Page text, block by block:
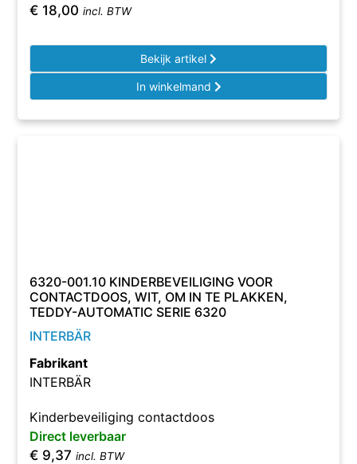
€ 18,00 incl. BTW
Bekijk artikel
In winkelmand
6320-001.10 KINDERBEVEILIGING VOOR
CONTACTDOOS, WIT, OM IN TE PLAKKEN,
TEDDY-AUTOMATIC SERIE 6320
INTERBÄR
Fabrikant
INTERBÄR
Kinderbeveiliging contactdoos
Direct leverbaar
€ 9,37 incl. BTW